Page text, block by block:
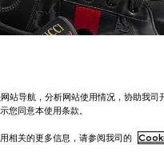
站导航，分析网站使用情况，协助我司
您同意本使用条款。
相关的更多信息，请参阅我司的